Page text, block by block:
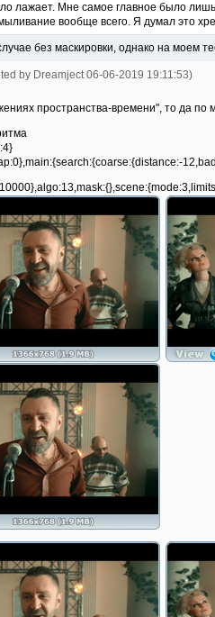
лажает. Мне самое главное было
вообще всего. Я думал это
без маскировки, однако на моем
by Dreamject 06-06-2019 19:11:53)
пространства-времени", то да